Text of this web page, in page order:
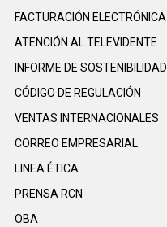
FACTURACIÓN ELECTRÓNICA
ATENCIÓN AL TELEVIDENTE
INFORME DE SOSTENIBILIDAD
CÓDIGO DE REGULACIÓN
VENTAS INTERNACIONALES
CORREO EMPRESARIAL
LINEA ÉTICA
PRENSA RCN
OBA